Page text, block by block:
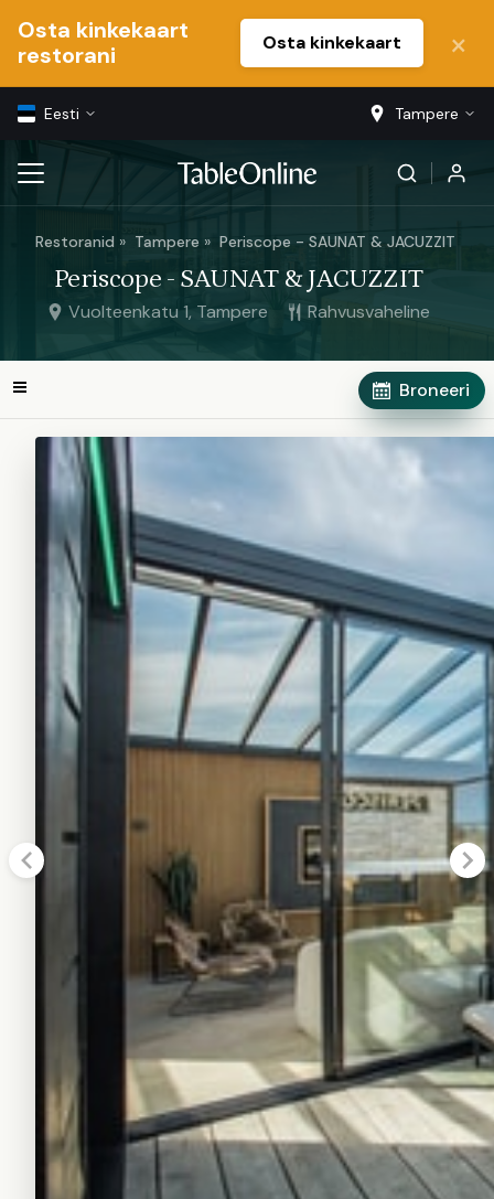
Osta kinkekaart
restorani
Osta kinkekaart
Eesti Tampere
Restoranid Tampere Periscope - SAUNAT & JACUZZIT
Periscope - SAUNAT & JACUZZIT
Vuolteenkatu 1, Tampere Rahvusvaheline
Broneeri